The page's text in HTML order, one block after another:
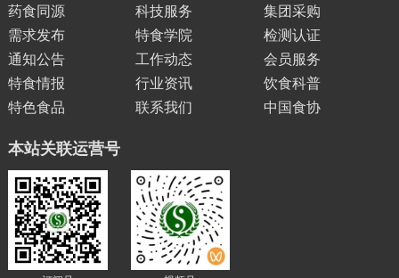
药食同源
科技服务
集团采购
需求发布
特食学院
检测认证
通知公告
工作动态
会员服务
特食情报
行业资讯
饮食科普
特色食品
联系我们 中国食协
本站关联运营号